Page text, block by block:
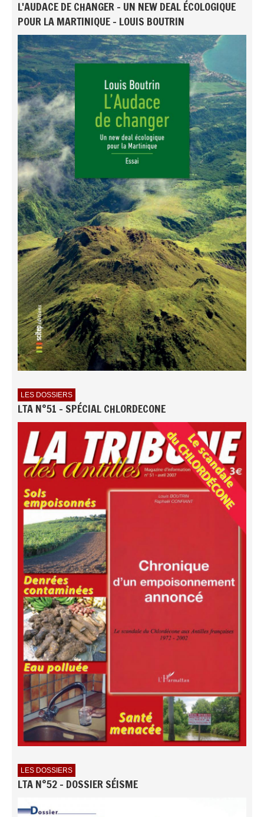
L'AUDACE DE CHANGER - UN NEW DEAL ÉCOLOGIQUE
POUR LA MARTINIQUE - LOUIS BOUTRIN
LES DOSSIERS
LTA N°51 - SPÉCIAL CHLORDECONE
LES DOSSIERS
LTA N°52 - DOSSIER SÉISME